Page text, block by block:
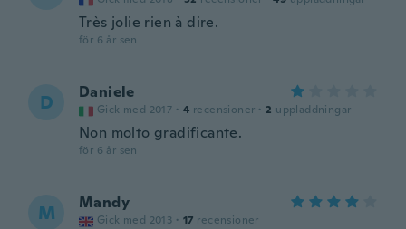
Très jolie rien à dire.
för 6 år sen
D Daniele
Gick med 2017 · 4 recensioner · 2 uppladdningar
Non molto gradificante.
för 6 år sen
M Mandy
Gick med 2013 · 17 recensioner